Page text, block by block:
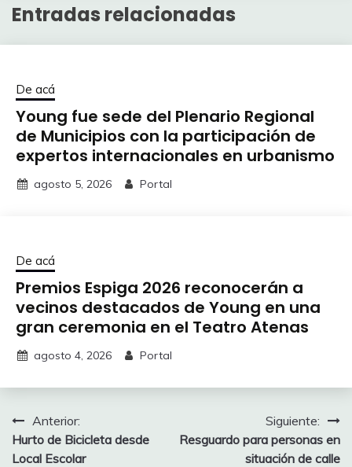
Entradas relacionadas
De acá
Young fue sede del Plenario Regional
de Municipios con la participación de
expertos internacionales en urbanismo
agosto 5, 2026 Portal
De acá
Premios Espiga 2026 reconocerán a
vecinos destacados de Young en una
gran ceremonia en el Teatro Atenas
agosto 4, 2026 Portal
Navegación
de
Anterior:
Hurto de Bicicleta desde
Local Escolar
Siguiente:
Resguardo para personas en
situación de calle